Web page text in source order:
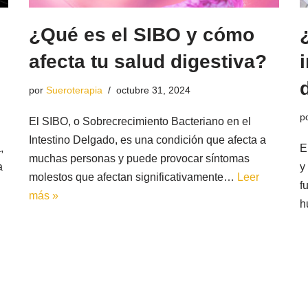
¿Qué es el SIBO y cómo
afecta tu salud digestiva?
porSueroterapia octubre 31, 2024
El SIBO, o Sobrecrecimiento Bacteriano en el
Intestino Delgado, es una condición que afecta a
muchas personas y puede provocar síntomas
molestos que afectan significativamente… Leer
más »
y